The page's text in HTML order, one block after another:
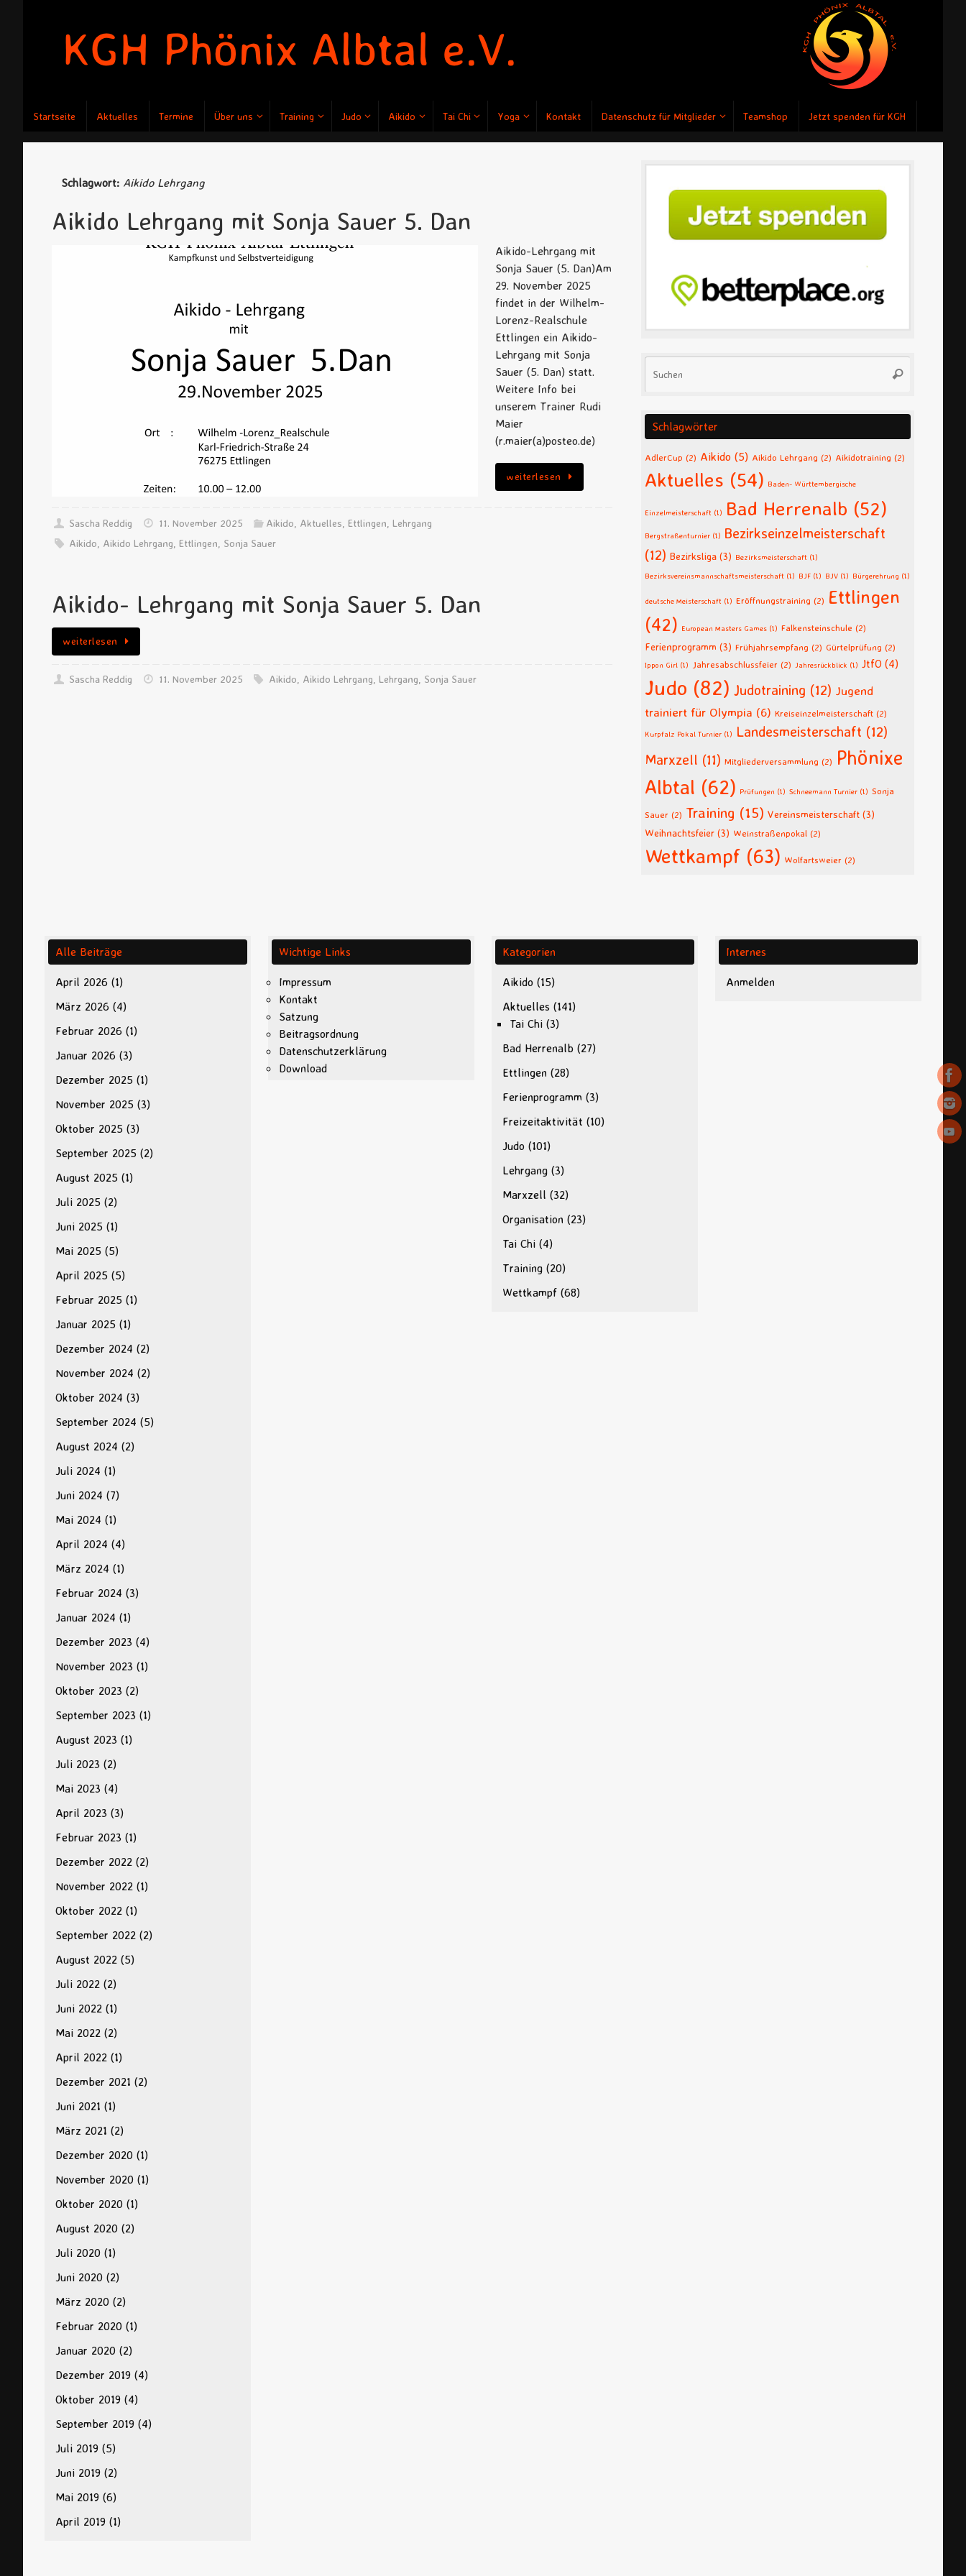
Inhalt
Startseite Aktuelles Termine Über uns Training Judo Aikido Tai Chi Yoga Kontakt Datenschutz für Mitglieder Teamshop Jetzt spenden für KGH
Schlagwort: Aikido Lehrgang
Aikido Lehrgang mit Sonja Sauer 5. Dan
Aikido-Lehrgang mit
Sonja Sauer (5. Dan)Am
29. November 2025
findet in der Wilhelm-
Lorenz-Realschule
Ettlingen ein Aikido-
Lehrgang mit Sonja
Sauer (5. Dan) statt.
Weitere Info bei
unserem Trainer Rudi
Maier
(r.maier(a)posteo.de)
weiterlesen
Sascha Reddig 11. November 2025 Aikido Aktuelles Ettlingen Lehrgang
Aikido Aikido Lehrgang ,Ettlingen Sonja Sauer
Aikido- Lehrgang mit Sonja Sauer 5. Dan
weiterlesen
Sascha Reddig 11. November 2025 Aikido, Aikido Lehrgang, Lehrgang, Sonja Sauer
Suchen
Schlagwörter
AdlerCup (2) Aikido (5) Aikido Lehrgang (2) Aikidotraining (2)
Aktuelles (54) Baden- Württembergische
Einzelmeisterschaft (1) Bad Herrenalb (52)
Bergstraßenturnier (1) Bezirkseinzelmeisterschaft
(12) Bezirksliga (3) Bezirksmeisterschaft (1)
Bezirksvereinsmannschaftsmeisterschaft (1) BJF (1) BJV (1) Bürgerehrung (1)
deutsche Meisterschaft (1) Eröffnungstraining (2) Ettlingen
(42) European Masters Games (1) Falkensteinschule (2)
Ferienprogramm (3) Frühjahrsempfang (2) Gürtelprüfung (2)
Ippon Girl (1) Jahresabschlussfeier (2) Jahresrückblick (1) JtfO (4)
Judo (82) Judotraining (12) Jugend
trainiert für Olympia (6) Kreiseinzelmeisterschaft (2)
Kurpfalz Pokal Turnier (1) Landesmeisterschaft (12)
Marxzell (11) Mitgliederversammlung (2) Phönixe
Albtal (62) Prüfungen (1) Schneemann Turnier (1) Sonja
Sauer (2) Training (15) Vereinsmeisterschaft (3)
Weihnachtsfeier (3) Weinstraßenpokal (2)
Wettkampf (63) Wolfartsweier (2)
Alle Beiträge
April 2026 (1)
März 2026 (4)
Februar 2026 (1)
Januar 2026 (3)
Dezember 2025 (1)
November 2025 (3)
Oktober 2025 (3)
September 2025 (2)
August 2025 (1)
Juli 2025 (2)
Juni 2025 (1)
Mai 2025 (5)
April 2025 (5)
Februar 2025 (1)
Januar 2025 (1)
Dezember 2024 (2)
November 2024 (2)
Oktober 2024 (3)
September 2024 (5)
August 2024 (2)
Juli 2024 (1)
Juni 2024 (7)
Mai 2024 (1)
April 2024 (4)
März 2024 (1)
Februar 2024 (3)
Januar 2024 (1)
Dezember 2023 (4)
November 2023 (1)
Oktober 2023 (2)
September 2023 (1)
August 2023 (1)
Juli 2023 (2)
Mai 2023 (4)
April 2023 (3)
Februar 2023 (1)
Dezember 2022 (2)
November 2022 (1)
Oktober 2022 (1)
September 2022 (2)
August 2022 (5)
Juli 2022 (2)
Juni 2022 (1)
Mai 2022 (2)
April 2022 (1)
Dezember 2021 (2)
Juni 2021 (1)
März 2021 (2)
Dezember 2020 (1)
November 2020 (1)
Oktober 2020 (1)
August 2020 (2)
Juli 2020 (1)
Juni 2020 (2)
März 2020 (2)
Februar 2020 (1)
Januar 2020 (2)
Dezember 2019 (4)
Oktober 2019 (4)
September 2019 (4)
Juli 2019 (5)
Juni 2019 (2)
Mai 2019 (6)
April 2019 (1)
Wichtige Links
Impressum
Kontakt
Satzung
Beitragsordnung
Datenschutzerklärung
Download
Kategorien
Aikido (15)
Aktuelles (141)
Tai Chi (3)
Bad Herrenalb (27)
Ettlingen (28)
Ferienprogramm (3)
Freizeitaktivität (10)
Judo (101)
Lehrgang (3)
Marxzell (32)
Organisation (23)
Tai Chi (4)
Training (20)
Wettkampf (68)
Internes
Anmelden